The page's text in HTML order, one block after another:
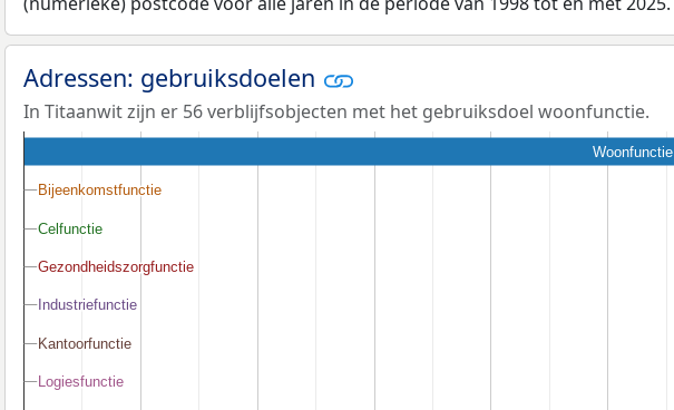
Adressen: gebruiksdoelen
In Titaanwit zijn er 56 verblijfsobjecten met het gebruiksdoel woonfunctie.
Woonfunctie
Bijeenkomstfunctie
Bijeenkomstfunctie
Celfunctie
Celfunctie
Gezondheidszorgfunctie
Gezondheidszorgfunctie
Industriefunctie
Industriefunctie
Kantoorfunctie
Kantoorfunctie
Logiesfunctie
Logiesfunctie